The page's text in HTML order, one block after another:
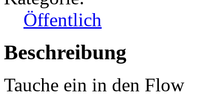
Öffentlich
Beschreibung
Tauche ein in den Flow